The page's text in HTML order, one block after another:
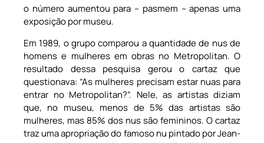
o número aumentou para – pasmem – apenas uma
exposição por museu.
Em 1989, o grupo comparou a quantidade de nus de
homens e mulheres em obras no Metropolitan. O
resultado dessa pesquisa gerou o cartaz que
questionava: “As mulheres precisam estar nuas para
entrar no Metropolitan?”. Nele, as artistas diziam
que, no museu, menos de 5% das artistas são
mulheres, mas 85% dos nus são femininos. O cartaz
traz uma apropriação do famoso nu pintado por Jean-